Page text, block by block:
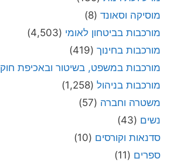
מוסיקה וסאונד (8)
מורכבות בביטחון לאומי (4,503)
מורכבות בחינוך (419)
מורכבות במשפט, בשיטור ובאכיפת חוק
מורכבות בניהול (1,258)
משטרה וחברה (57)
נשים (43)
סדנאות וקורסים (10)
ספרים (11)